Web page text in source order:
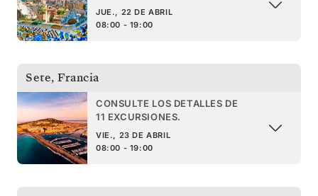
JUE., 22 DE ABRIL
08:00 - 19:00
Sete, Francia
CONSULTE LOS DETALLES DE
11 EXCURSIONES.
VIE., 23 DE ABRIL
08:00 - 19:00